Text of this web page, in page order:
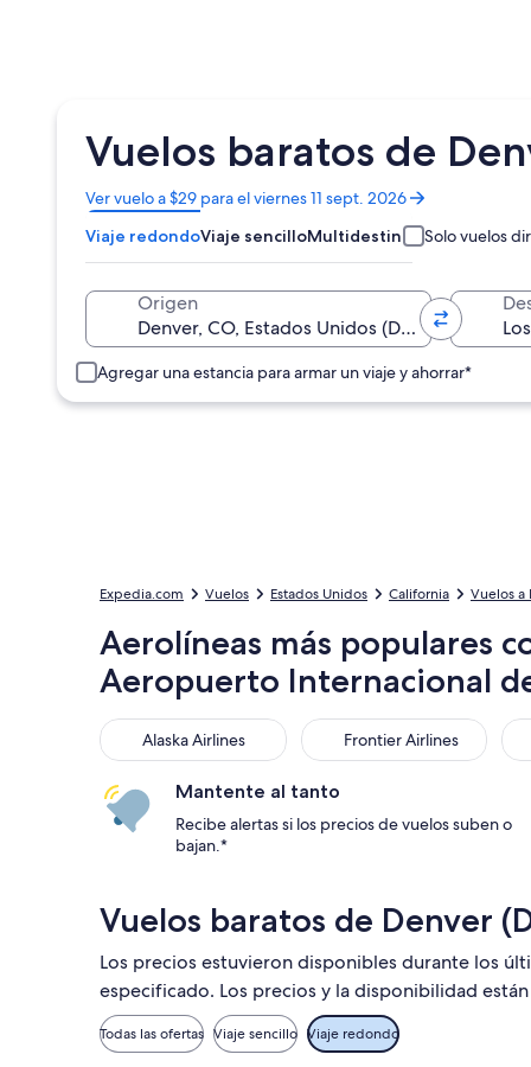
Vuelos baratos de
Ver vuelo a $29 para el viernes 11 sept. 2026
Se
abrirá
en
una
ventana
Viaje redondoViaje sencilloMultidestino Solo vuelos
Origen
Agregar una estancia para armar un viaje y ahorrar*
Expedia.com Vuelos Estados Unidos California Vuelos a
Aerolíneas más populares
Aeropuerto Internacional
Alaska Airlines
Alaska Airlines Frontier Airlines
Frontier Airlines
Mantente al tanto
Recibe alertas si los precios de vuelos suben o
bajan.*
Vuelos baratos de Denver
Los precios estuvieron disponibles durante los
especificado. Los precios y la disponibilidad
Todas las ofertas Viaje sencillo Viaje redondo